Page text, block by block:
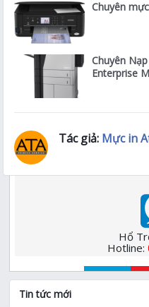
Chuyên
Chuyên
Enterprise
Tác giả: Mực in
Hổ
Hotline:
Tin tức mới